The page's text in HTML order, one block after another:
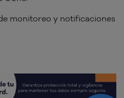
monitoreo y notificaciones